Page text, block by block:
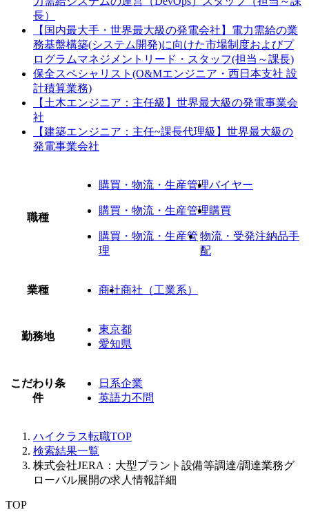
長）
【国内最大手・世界最大級の発電会社】電力需給の業
務基盤構築(システム開発)に向けた市場制度およびプ
ログラムマネジメントリード・スタッフ(担当～課長)
保全スペシャリスト(O&Mエンジニア・西日本支社 設
計積算業務)
【土木エンジニア：主任級】世界最大級の発電事業会
社
【建築エンジニア：主任~課長代理級】世界最大級の
発電事業会社
職種
購買・物流・生産管理バイヤー
購買・物流・生産管理購買
購買・物流・生産管
理
物流・受発注納品手
配
業種 商社商社（工業系）
勤務地
東京都
愛知県
こだわり条
件
日系企業
英語力不問
ハイクラス転職TOP
検索結果一覧
株式会社JERA：大型プラント設備等調達/調達業務グ
ローバル展開の求人情報詳細
TOP